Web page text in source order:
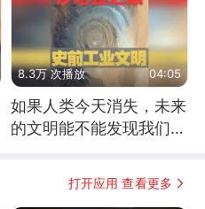
8.3万 次播放 04:05
如果人类今天消失，未来
的文明能不能发现我们存
打开应用 查看更多